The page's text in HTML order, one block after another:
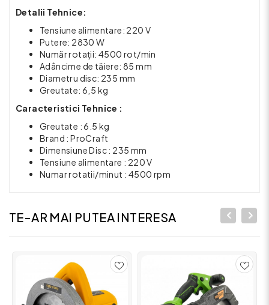
Detalii Tehnice:
Tensiune alimentare: 220 V
Putere: 2830 W
Număr rotații: 4500 rot/min
Adâncime de tăiere: 85 mm
Diametru disc: 235 mm
Greutate: 6,5 kg
Caracteristici Tehnice :
Greutate : 6.5 kg
Brand : ProCraft
Dimensiune Disc : 235 mm
Tensiune alimentare : 220 V
Numar rotatii/minut : 4500 rpm
TE-AR MAI PUTEA INTERESA